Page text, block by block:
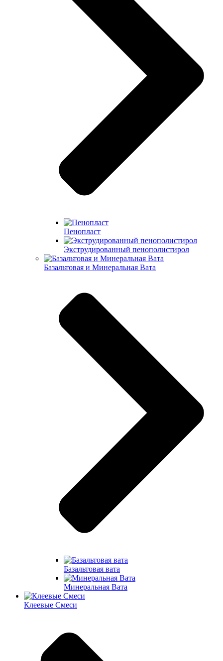
Пенопласт
Экструдированный пенополистирол
Базальтовая и Минеральная Вата
Базальтовая вата
Минеральная Вата
Клеевые Смеси